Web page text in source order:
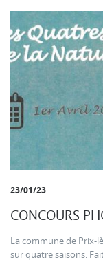
23/01/23
CONCOURS
La commune de Prix-
sur quatre saisons.